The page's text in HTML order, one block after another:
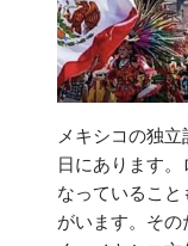
メキシコの独
日にあります
なっているこ
がいます。そ